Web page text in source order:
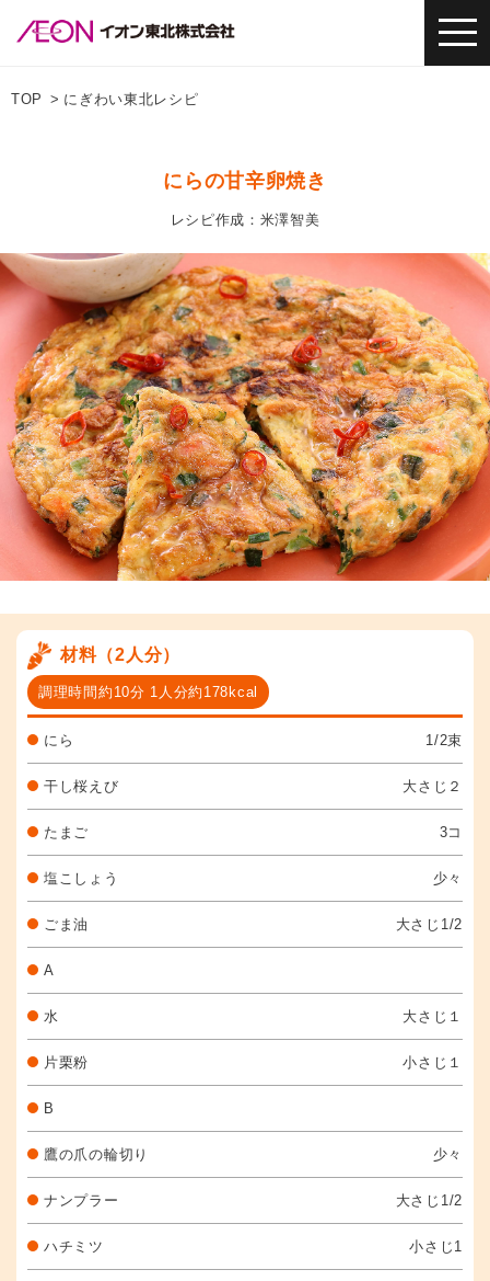
TOP にぎわい東北レシピ
にらの甘辛卵焼き
レシピ作成：米澤智美
材料（2人分）
調理時間約10分 1人分約178kcal
にら 1/2束
干し桜えび 大さじ２
たまご 3コ
塩こしょう 少々
ごま油 大さじ1/2
A
水 大さじ１
片栗粉 小さじ１
B
鷹の爪の輪切り 少々
ナンプラー 大さじ1/2
ハチミツ 小さじ1